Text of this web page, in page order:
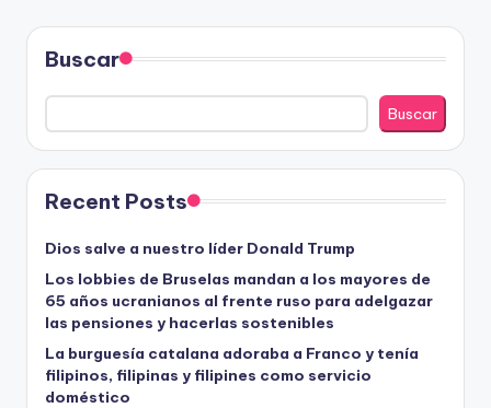
de
entradas
Buscar
Buscar
Recent Posts
Dios salve a nuestro líder Donald Trump
Los lobbies de Bruselas mandan a los mayores de
65 años ucranianos al frente ruso para adelgazar
las pensiones y hacerlas sostenibles
La burguesía catalana adoraba a Franco y tenía
filipinos, filipinas y filipines como servicio
doméstico